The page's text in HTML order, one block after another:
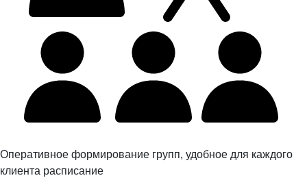
Оперативное формирование групп, удобное для каждого
клиента расписание